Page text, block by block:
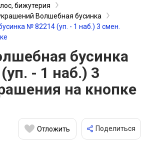
бижутерия
Волшебная бусинка
№ 82214 (уп. - 1 наб.) 3 смен.
бусинка
- 1 наб.) 3
на кнопке
Отложить Поделиться